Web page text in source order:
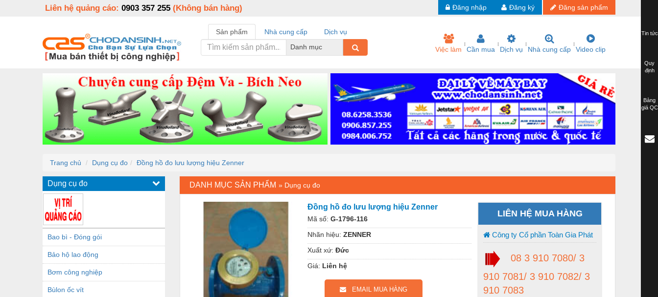
Liên hệ quảng cáo: 0903 357 255 (Không bán hàng) Đăng sản phẩm
Đăng ký
Đăng nhập
Sản phẩm Nhà cung cấp
Dịch vụ
Danh mục
Việc làm Cần mua Dịch vụ Nhà cung cấp Video clip
Trang chủ Dụng cụ đo Đồng hồ đo lưu lượng hiệu Zenner
Dụng cụ đo
Bao bì - Đóng gói
Bảo hộ lao động
Bơm công nghiệp
Bùlon ốc vít
DANH MỤC SẢN PHẨM » Dụng cụ đo
Đồng hồ đo lưu lượng hiệu Zenner
Mã số: G-1796-116
Nhãn hiệu: ZENNER
Xuất xứ: Đức
Giá: Liên hệ
EMAIL MUA HÀNG
LIÊN HỆ MUA HÀNG
Công ty Cổ phần Toàn Gia Phát
08 3 910 7080/ 3
910 7081/ 3 910 7082/ 3
910 7083
Tin tức
Quy
định
Bảng
giá QC